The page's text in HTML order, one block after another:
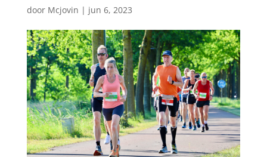
door Mcjovin | jun 6, 2023